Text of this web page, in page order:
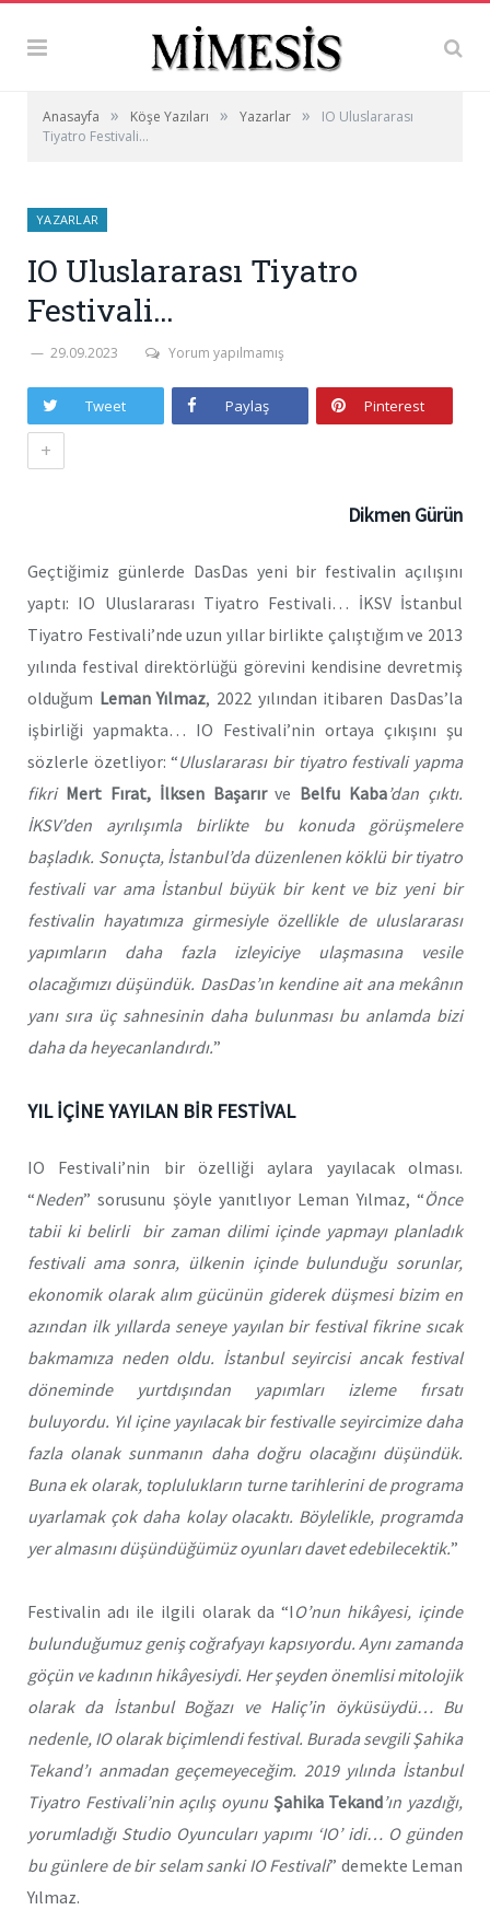
Anasayfa » Köşe Yazıları » Yazarlar »
IO Uluslararası
Tiyatro Festivali…
YAZARLAR
IO Uluslararası Tiyatro
Festivali…
29.09.2023 Yorum yapılmamış
Tweet Paylaş Pinterest
+
Dikmen Gürün
Geçtiğimiz günlerde DasDas yeni bir festivalin açılışını
yaptı: IO Uluslararası Tiyatro Festivali… İKSV İstanbul
Tiyatro Festivali’nde uzun yıllar birlikte çalıştığım ve 2013
yılında festival direktörlüğü görevini kendisine devretmiş
olduğum Leman Yılmaz, 2022 yılından itibaren DasDas’la
işbirliği yapmakta… IO Festivali’nin ortaya çıkışını şu
sözlerle özetliyor: “Uluslararası bir tiyatro festivali yapma
fikri Mert Fırat, İlksen Başarırve Belfu Kaba’dan çıktı.
İKSV’den ayrılışımla birlikte bu konuda görüşmelere
başladık. Sonuçta, İstanbul’da düzenlenen köklü bir tiyatro
festivali var ama İstanbul büyük bir kent ve biz yeni bir
festivalin hayatımıza girmesiyle özellikle de uluslararası
yapımların daha fazla izleyiciye ulaşmasına vesile
olacağımızı düşündük. DasDas’ın kendine ait ana mekânın
yanı sıra üç sahnesinin daha bulunması bu anlamda bizi
daha da heyecanlandırdı.”
YIL İÇİNE YAYILAN BİR FESTİVAL
IO Festivali’nin bir özelliği aylara yayılacak olması.
“Neden” sorusunu şöyle yanıtlıyor Leman Yılmaz, “Önce
tabii ki belirli bir zaman dilimi içinde yapmayı planladık
festivali ama sonra, ülkenin içinde bulunduğu sorunlar,
ekonomik olarak alım gücünün giderek düşmesi bizim en
azından ilk yıllarda seneye yayılan bir festival fikrine sıcak
bakmamıza neden oldu. İstanbul seyircisi ancak festival
döneminde yurtdışından yapımları izleme fırsatı
buluyordu. Yıl içine yayılacak bir festivalle seyircimize daha
fazla olanak sunmanın daha doğru olacağını düşündük.
Buna ek olarak, toplulukların turne tarihlerini de programa
uyarlamak çok daha kolay olacaktı. Böylelikle, programda
yer almasını düşündüğümüz oyunları davet edebilecektik.”
Festivalin adı ile ilgili olarak da “I O’nun hikâyesi, içinde
bulunduğumuz geniş coğrafyayı kapsıyordu. Aynı zamanda
göçün ve kadının hikâyesiydi. Her şeyden önemlisi mitolojik
olarak da İstanbul Boğazı ve Haliç’in öyküsüydü… Bu
nedenle, IO olarak biçimlendi festival. Burada sevgili Şahika
Tekand’ı anmadan geçemeyeceğim. 2019 yılında İstanbul
Tiyatro Festivali’nin açılış oyunu Şahika Tekand’ın yazdığı,
yorumladığı Studio Oyuncuları yapımı ‘IO’ idi… O günden
bu günlere de bir selam sanki IO Festivali” demekte Leman
Yılmaz.